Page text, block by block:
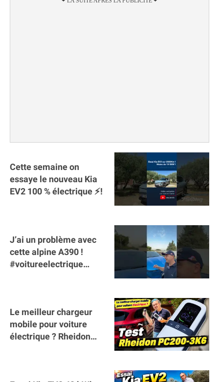
Cette semaine on
essaye le nouveau Kia
EV2 100 % électrique ⚡️!
J’ai un problème avec
cette alpine A390 !
#voitureelectrique
Le meilleur chargeur
mobile pour voiture
électrique ? Rheidon